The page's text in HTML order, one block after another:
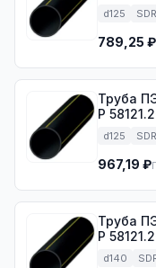
d125
789,25 ₽
Труба
Р
d125
967,19 ₽
Труба
Р
d140